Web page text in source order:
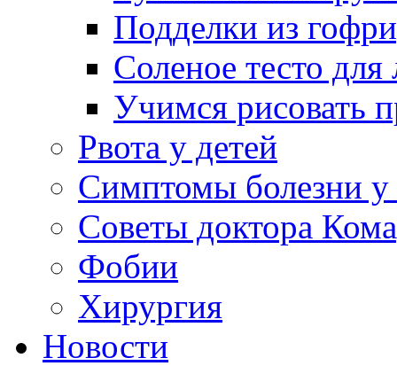
Подделки из
Соленое тесто для
Учимся рисовать
Рвота у детей
Симптомы болезни у
Советы доктора
Фобии
Хирургия
Новости